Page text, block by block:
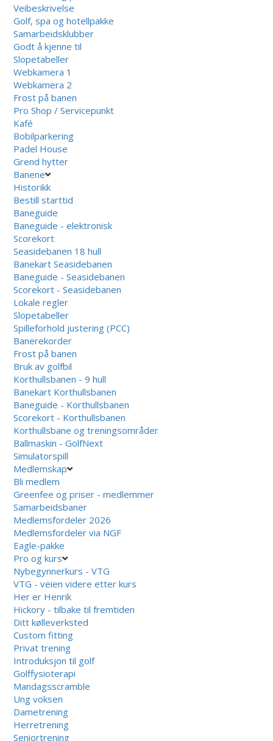
Veibeskrivelse
Golf, spa og hotellpakke
Samarbeidsklubber
Godt å kjenne til
Slopetabeller
Webkamera 1
Webkamera 2
Frost på banen
Pro Shop / Servicepunkt
Kafé
Bobilparkering
Padel House
Grend hytter
Banene
Historikk
Bestill starttid
Baneguide
Baneguide - elektronisk
Scorekort
Seasidebanen 18 hull
Banekart Seasidebanen
Baneguide - Seasidebanen
Scorekort - Seasidebanen
Lokale regler
Slopetabeller
Spilleforhold justering (PCC)
Banerekorder
Frost på banen
Bruk av golfbil
Korthullsbanen - 9 hull
Banekart Korthullsbanen
Baneguide - Korthullsbanen
Scorekort - Korthullsbanen
Korthullsbane og treningsområder
Ballmaskin - GolfNext
Simulatorspill
Medlemskap
Bli medlem
Greenfee og priser - medlemmer
Samarbeidsbaner
Medlemsfordeler 2026
Medlemsfordeler via NGF
Eagle-pakke
Pro og kurs
Nybegynnerkurs - VTG
VTG - veien videre etter kurs
Her er Henrik
Hickory - tilbake til fremtiden
Ditt kølleverksted
Custom fitting
Privat trening
Introduksjon til golf
Golffysioterapi
Mandagsscramble
Ung voksen
Dametrening
Herretrening
Seniortrening